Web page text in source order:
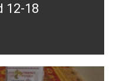
12-18